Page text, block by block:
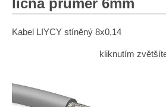
Kabel LIYCY stíněný 8x0,14
kliknutím